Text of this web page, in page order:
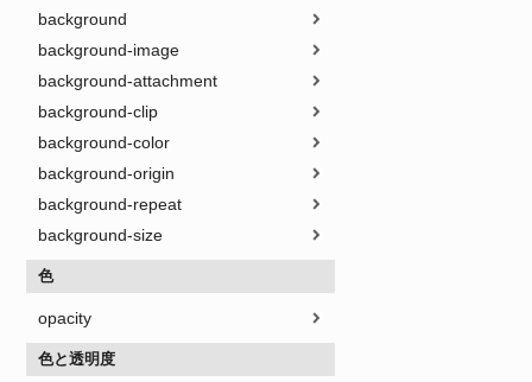
background
background-image
background-attachment
background-clip
background-color
background-origin
background-repeat
background-size
色
opacity
色と透明度